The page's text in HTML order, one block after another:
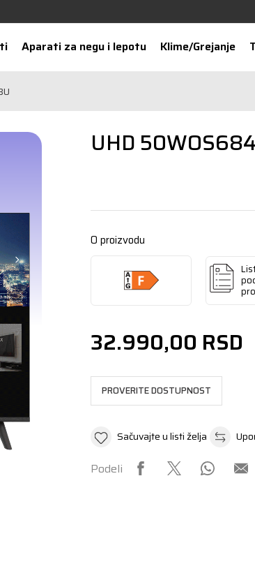
Aparati za negu i lepotu Klime/Grejanje
UHD
O proizvodu
32.990,00 RSD
PROVERITE DOSTUPNOST
Sačuvajte u listi želja
Podeli